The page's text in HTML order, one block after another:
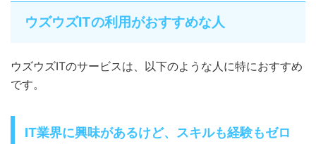
ウズウズITの利用がおすすめな人
ウズウズITのサービスは、以下のような人に特におすすめ
です。
IT業界に興味があるけど、スキルも経験もゼロ